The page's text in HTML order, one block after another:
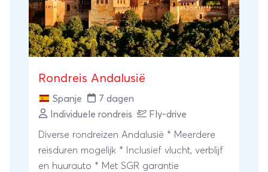
Rondreis Andalusië
Spanje
7 dagen
Individuele rondreis
Fly-drive
Diverse rondreizen Andalusië * Meerdere
reisduren mogelijk * Inclusief vlucht, verblijf
en huurauto * Met SGR garantie